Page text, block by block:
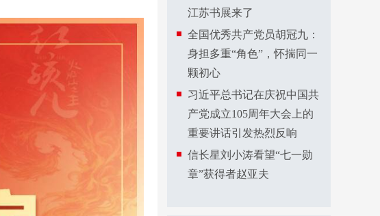
江苏书展来了
全国优秀共产党员胡冠九：
身担多重“角色”，怀揣同一
颗初心
习近平总书记在庆祝中国共
产党成立105周年大会上的
重要讲话引发热烈反响
信长星刘小涛看望“七一勋
章”获得者赵亚夫